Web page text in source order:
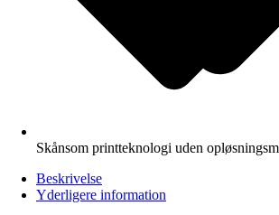
Skånsom printteknologi uden
Beskrivelse
Yderligere information